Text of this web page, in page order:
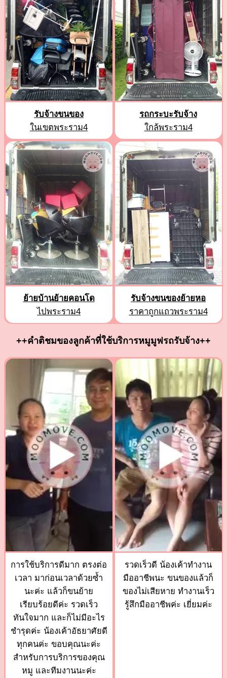
รับจ้างขนของ
ในเขตพระราม4
รถกระบะรับจ้าง
ใกล้พระราม4
ย้ายบ้านย้ายคอนโด
ไปพระราม4
รับจ้างขนของย้ายหอ
ราคาถูกแถวพระราม4
++คำติชมของลูกค้าที่ใช้บริการหมูมูฟรถรับจ้าง++
การใช้บริการดีมาก ตรงต่อ
เวลา มาก่อนเวลาด้วยซ้ำ
นะค่ะ แล้วก็ขนย้าย
เรียบร้อยดีค่ะ รวดเร็ว
ทันใจมาก และก็ไม่มีอะไร
ชำรุดค่ะ น้องเค้าอัธยาศัยดี
ทุกคนค่ะ ขอบคุณนะค่ะ
สำหรับการบริการของคุณ
หมู และทีมงานนะค่ะ
รวดเร็วดี น้องเค้าทำงาน
มืออาชีพนะ ขนของแล้วก็
ของไม่เสียหาย ทำงานเร็ว
รู้สึกมืออาชีพค่ะ เยี่ยมค่ะ